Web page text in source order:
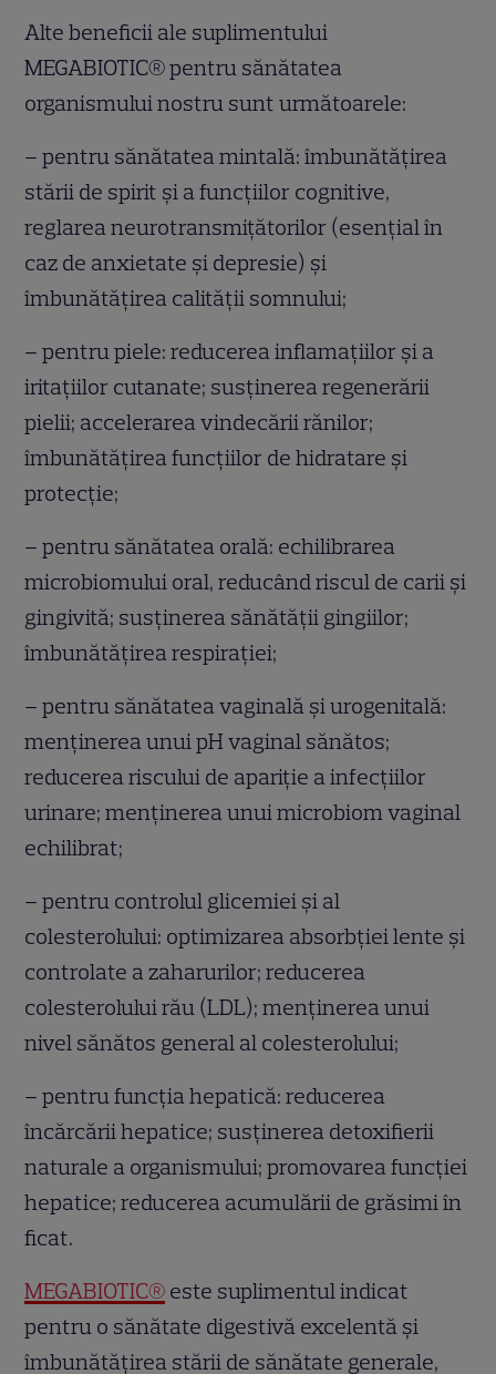
Alte beneficii ale suplimentului
MEGABIOTIC® pentru sănătatea
organismului nostru sunt următoarele:
– pentru sănătatea mintală: îmbunătățirea
stării de spirit și a funcțiilor cognitive,
reglarea neurotransmițătorilor (esențial în
caz de anxietate și depresie) și
îmbunătățirea calității somnului;
– pentru piele: reducerea inflamațiilor și a
iritațiilor cutanate; susținerea regenerării
pielii; accelerarea vindecării rănilor;
îmbunătățirea funcțiilor de hidratare și
protecție;
– pentru sănătatea orală: echilibrarea
microbiomului oral, reducând riscul de carii și
gingivită; susținerea sănătății gingiilor;
îmbunătățirea respirației;
– pentru sănătatea vaginală și urogenitală:
menținerea unui pH vaginal sănătos;
reducerea riscului de apariție a infecțiilor
urinare; menținerea unui microbiom vaginal
echilibrat;
– pentru controlul glicemiei și al
colesterolului: optimizarea absorbției lente și
controlate a zaharurilor; reducerea
colesterolului rău (LDL); menținerea unui
nivel sănătos general al colesterolului;
– pentru funcția hepatică: reducerea
încărcării hepatice; susținerea detoxifierii
naturale a organismului; promovarea funcției
hepatice; reducerea acumulării de grăsimi în
ficat.
MEGABIOTIC® este suplimentul indicat
pentru o sănătate digestivă excelentă și
îmbunătățirea stării de sănătate generale,